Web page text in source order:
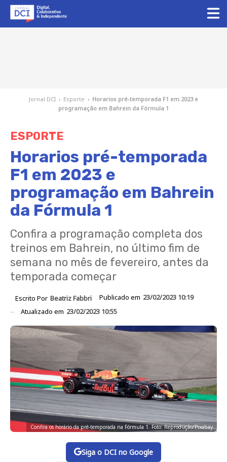
Jornal DCI › Esporte › Horarios pré-temporada F1 em 2023 e
programação em Bahrein da Fórmula 1
ESPORTE
Horarios pré-temporada
F1 em 2023 e
programação em Bahrein
da Fórmula 1
Confira a programação completa dos
treinos em Bahrein, no último fim de
semana no mês de fevereiro, antes da
temporada começar
Escrito Por Beatriz Fabbri Publicado em 23/02/2023 10:19
Atualizado em 23/02/2023 10:55
Confira os horário da pré-temporada na Fórmula 1. Foto: Reprodução/Pixabay
Siga o DCI no Google